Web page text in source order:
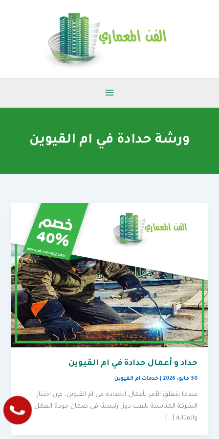
ورشة حدادة في ام القيوين
حداد و أعمال حدادة في ام القيوين
30 مايو، 2026 |خدمات ام القيوين
عندما يتعلق الأمر بأعمال الحدادة في ام القيوين، فإن اختيار
الشركة المناسبة يلعب دورًا رئيسيًا في ضمان جودة العمل
والمتانة […]